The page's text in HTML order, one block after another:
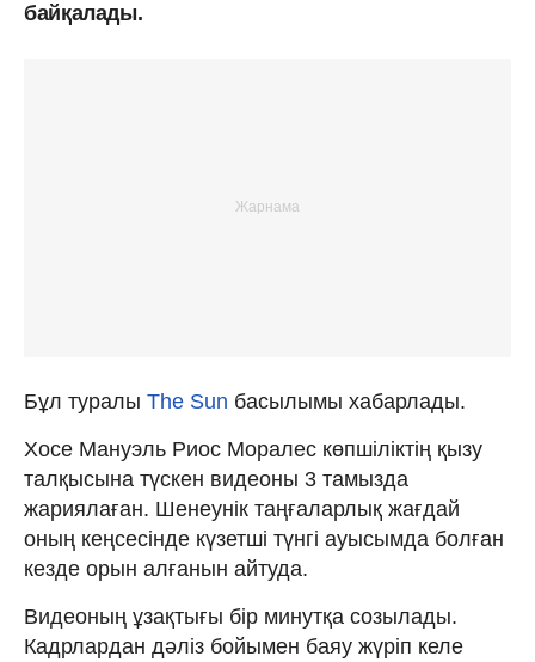
байқалады.
Бұл туралы The Sun басылымы хабарлады.
Хосе Мануэль Риос Моралес көпшіліктің қызу
талқысына түскен видеоны 3 тамызда
жариялаған. Шенеунік таңғаларлық жағдай
оның кеңсесінде күзетші түнгі ауысымда болған
кезде орын алғанын айтуда.
Видеоның ұзақтығы бір минутқа созылады.
Кадрлардан дәліз бойымен баяу жүріп келе